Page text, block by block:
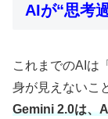
AIが“思考
これまでのAIは
身が見えないこ
Gemini 2.0は、